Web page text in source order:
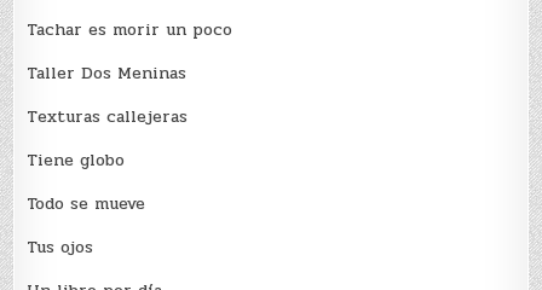
Tachar es morir un poco
Taller Dos Meninas
Texturas callejeras
Tiene globo
Todo se mueve
Tus ojos